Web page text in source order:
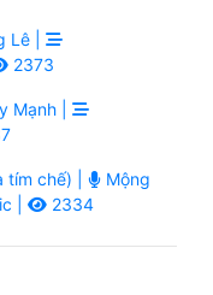
Lê |
2373
Mạnh |
tím chế) |
Mộng
| 2334